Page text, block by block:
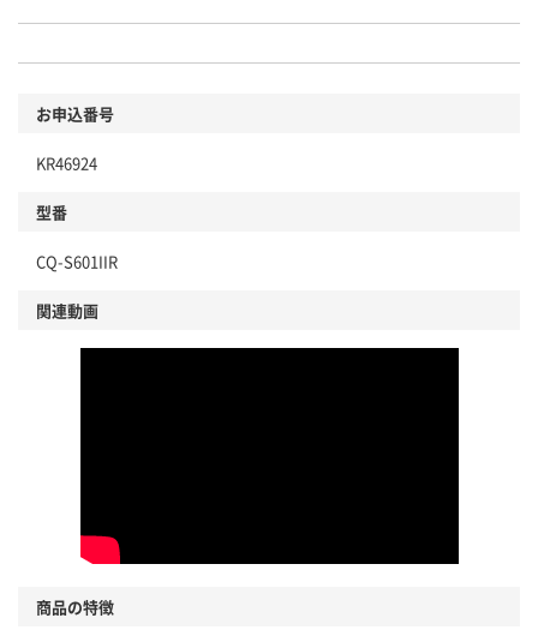
お申込番号
KR46924
型番
CQ-S601IIR
関連動画
商品の特徴